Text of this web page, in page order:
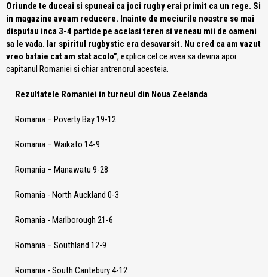
Oriunde te duceai si spuneai ca joci rugby erai primit ca un rege. Si
in magazine aveam reducere. Inainte de meciurile noastre se mai
disputau inca 3-4 partide pe acelasi teren si veneau mii de oameni
sa le vada. Iar spiritul rugbystic era desavarsit. Nu cred ca am vazut
vreo bataie cat am stat acolo”, explica cel ce avea sa devina apoi
capitanul Romaniei si chiar antrenorul acesteia.
Rezultatele Romaniei in turneul din Noua Zeelanda
Romania – Poverty Bay 19-12
Romania – Waikato 14-9
Romania – Manawatu 9-28
Romania - North Auckland 0-3
Romania - Marlborough 21-6
Romania – Southland 12-9
Romania - South Cantebury 4-12